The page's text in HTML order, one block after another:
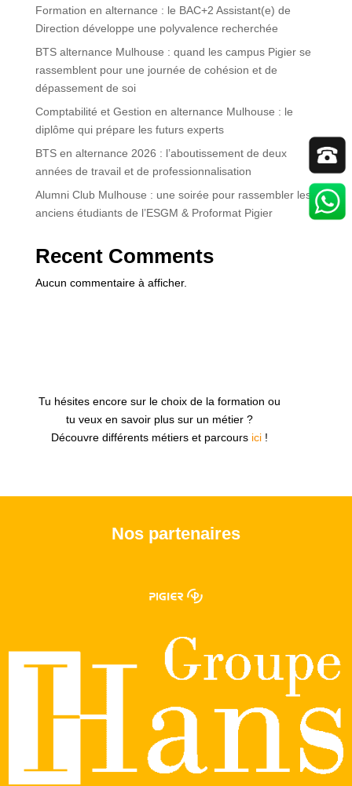
Formation en alternance : le BAC+2 Assistant(e) de
Direction développe une polyvalence recherchée
BTS alternance Mulhouse : quand les campus Pigier se
rassemblent pour une journée de cohésion et de
dépassement de soi
Comptabilité et Gestion en alternance Mulhouse : le
diplôme qui prépare les futurs experts
BTS en alternance 2026 : l’aboutissement de deux
années de travail et de professionnalisation
Alumni Club Mulhouse : une soirée pour rassembler les
anciens étudiants de l’ESGM & Proformat Pigier
Recent Comments
Aucun commentaire à afficher.
Tu hésites encore sur le choix de la formation ou
tu veux en savoir plus sur un métier ?
Découvre différents métiers et parcours ici!
Nos partenaires